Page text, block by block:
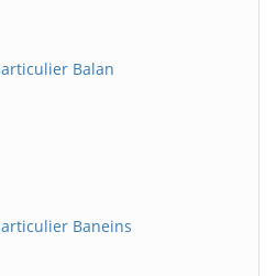
Balan
Baneins